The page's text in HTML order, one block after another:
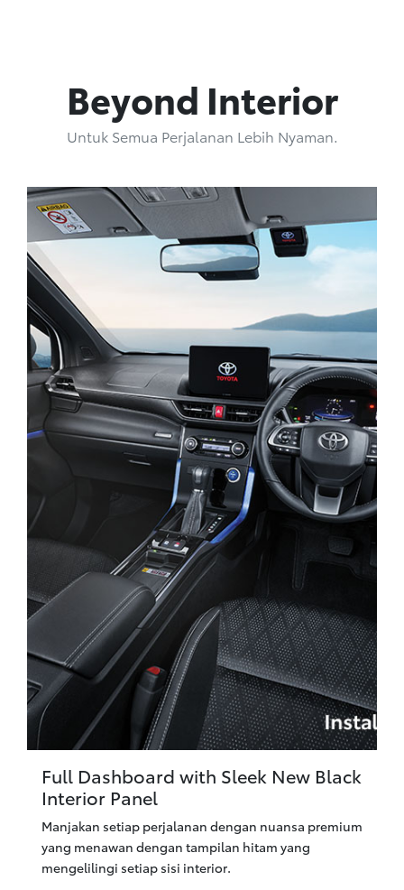
Beyond Interior
Untuk Semua Perjalanan Lebih Nyaman.
Full Dashboard with Sleek New Black
Interior Panel
Manjakan setiap perjalanan dengan nuansa premium
yang menawan dengan tampilan hitam yang
mengelilingi setiap sisi interior.